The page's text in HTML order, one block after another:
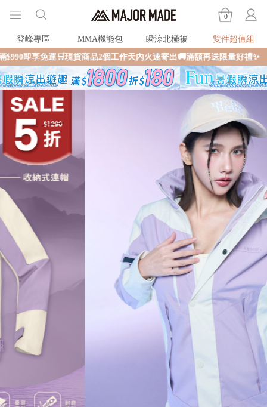
0
登峰專區 MMA機能包 瞬涼北極被
雙件超值組
貨商品2個工作天內火速寄出🚚滿額再送限量好禮✨